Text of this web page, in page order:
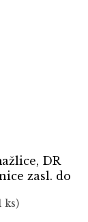
DR
zasl. do
ks)